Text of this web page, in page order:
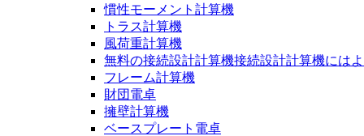
慣性モーメント計算機
トラス計算機
風荷重計算機
無料の接続設計計算機接続設計計算機には
フレーム計算機
財団電卓
擁壁計算機
ベースプレート電卓